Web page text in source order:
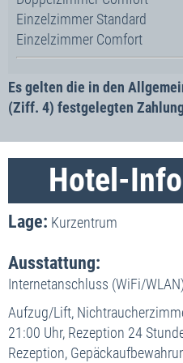
Einzelzimmer Standard
Einzelzimmer Comfort
Es gelten die in den
(Ziff. 4) festgelegten
Hotel-
Lage: Kurzentrum
Ausstattung:
Internetanschluss (WiFi/
Aufzug/Lift,
21:00 Uhr, Rezeption 24
Rezeption,